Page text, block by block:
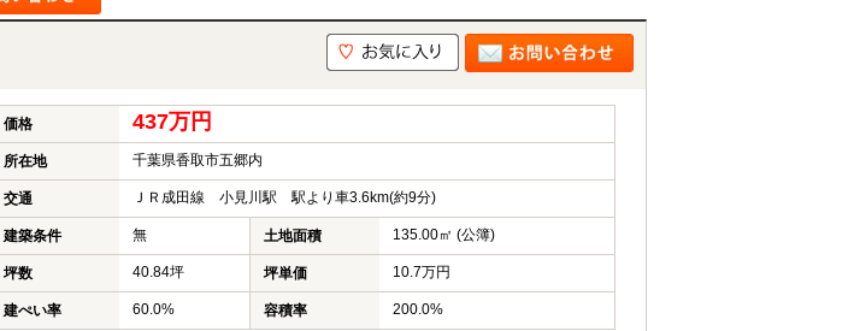
価格 437万円
所在地 千葉県香取市五郷内
交通 ＪＲ成田線 小見川駅 駅より車3.6km(約9分)
建築条件 無 土地面積 135.00㎡ (公簿)
坪数 40.84坪 坪単価 10.7万円
建ぺい率 60.0% 容積率 200.0%